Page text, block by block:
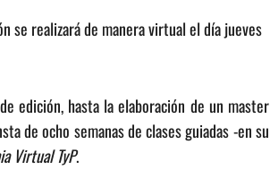
se realizará de manera virtual el día jueves
edición, hasta la elaboración de un master
de ocho semanas de clases guiadas -en su
Virtual TyP.